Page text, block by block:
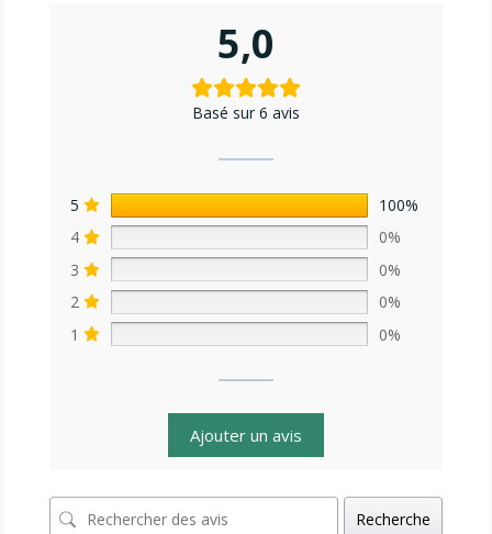
5,0
Basé sur 6 avis
5
100%
4
0%
3
0%
2
0%
1
0%
Ajouter un avis
Recherche